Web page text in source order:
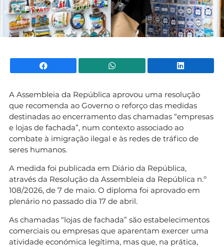
Facebook WhatsApp
A Assembleia da República aprovou uma resolução
que recomenda ao Governo o reforço das medidas
destinadas ao encerramento das chamadas “empresas
e lojas de fachada”, num contexto associado ao
combate à imigração ilegal e às redes de tráfico de
seres humanos.
A medida foi publicada em Diário da República,
através da Resolução da Assembleia da República n.º
108/2026, de 7 de maio. O diploma foi aprovado em
plenário no passado dia 17 de abril.
As chamadas “lojas de fachada” são estabelecimentos
comerciais ou empresas que aparentam exercer uma
atividade económica legítima, mas que, na prática,